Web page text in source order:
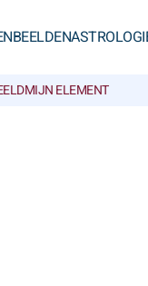
MIJN ELEMENT